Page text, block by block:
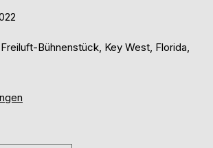
Bühnenstück, Key West, Florida,